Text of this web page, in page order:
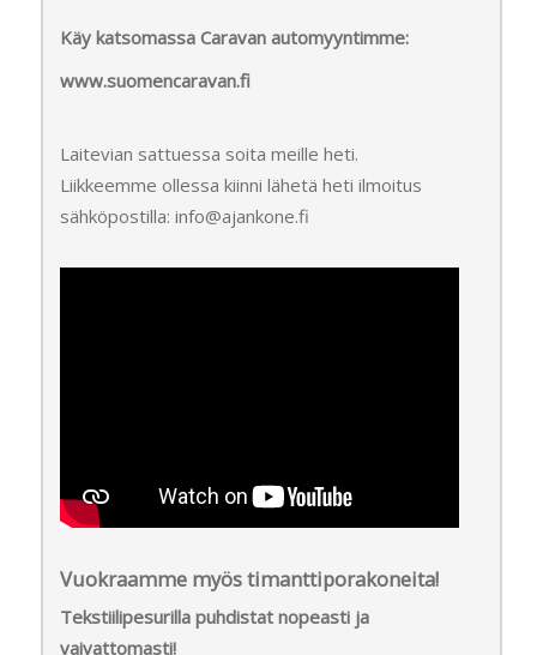
Käy katsomassa Caravan automyyntimme:
www.suomencaravan.fi
Laitevian sattuessa soita meille heti.
Liikkeemme ollessa kiinni lähetä heti ilmoitus
sähköpostilla: info@ajankone.fi
Vuokraamme myös timanttiporakoneita!
Tekstiilipesurilla puhdistat nopeasti ja
vaivattomasti!